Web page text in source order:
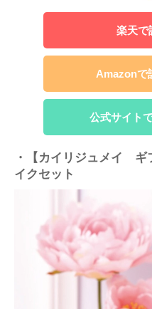
楽天で
Amazonで
公式サイト
・【カイリジュメイ ギ
イクセット